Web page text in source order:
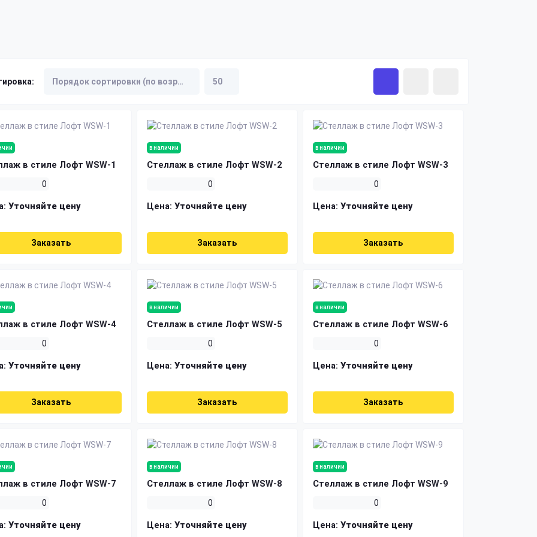
в стиле Лофт WSW-1
0
Уточняйте цену
Заказать
в наличии
Стеллаж в стиле Лофт WSW-2
0
Цена: Уточняйте цену
Заказать
в наличии
Стеллаж в стиле Лофт WSW-3
0
Цена: Уточняйте цену
Заказать
в стиле Лофт WSW-4
0
Уточняйте цену
Заказать
в наличии
Стеллаж в стиле Лофт WSW-5
0
Цена: Уточняйте цену
Заказать
в наличии
Стеллаж в стиле Лофт WSW-6
0
Цена: Уточняйте цену
Заказать
в стиле Лофт WSW-7
0
Уточняйте цену
в наличии
Стеллаж в стиле Лофт WSW-8
0
Цена: Уточняйте цену
в наличии
Стеллаж в стиле Лофт WSW-9
0
Цена: Уточняйте цену